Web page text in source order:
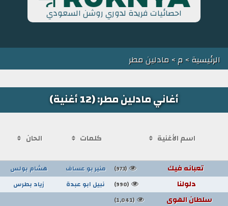
احصائيات فريدة لدوري روشن السعودي
الرئيسية> م> مادلين مطر
أغاني مادلين مطر: (12 أغنية)
اسم الأغنية كلمات الحان
تعبانه فيك (973) منير بو عساف هشام بولس
دلولنا (990) نبيل ابو عبدة زياد بطرس
سلطان الهوى (1,041)